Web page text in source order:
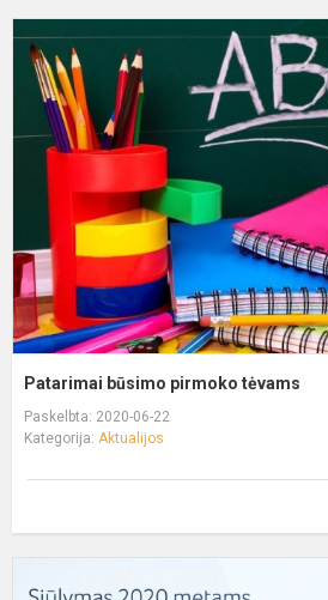
Patarimai būsimo pirmoko tėvams
Paskelbta: 2020-06-22
Kategorija: Aktualijos